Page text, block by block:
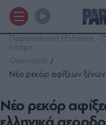
Παραπολιτικά | Ειδήσεις -
κόσμο
Οικονομία
Νέο ρεκόρ αφίξεων ξένων
Νέο ρεκόρ